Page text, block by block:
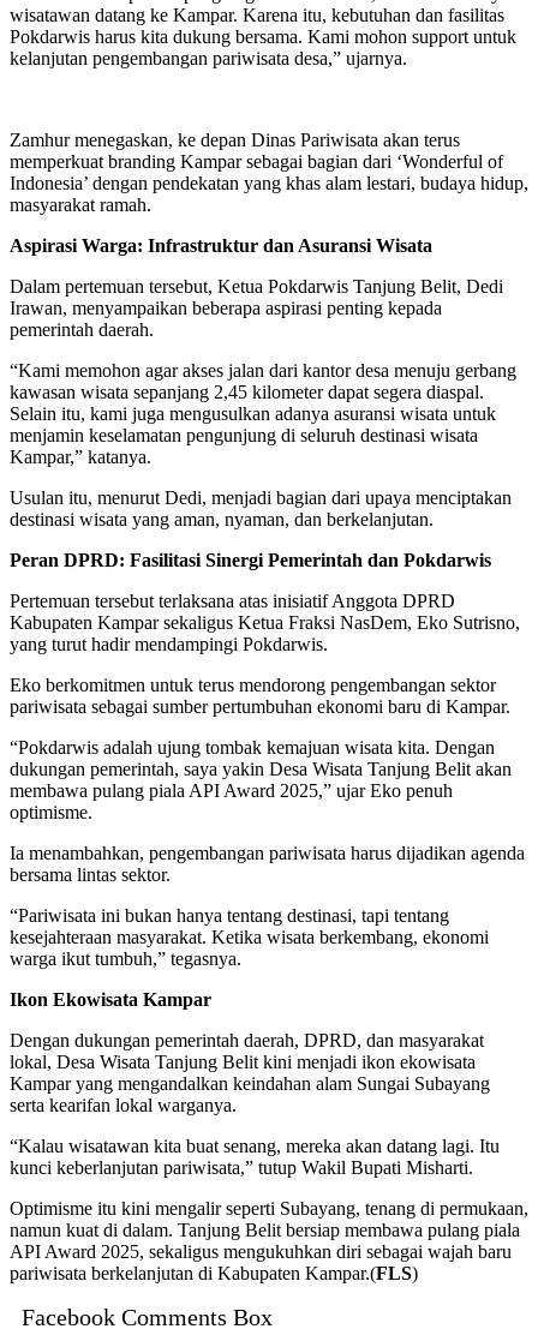
wisatawan datang ke Kampar. Karena itu, kebutuhan dan fasilitas
Pokdarwis harus kita dukung bersama. Kami mohon support untuk
kelanjutan pengembangan pariwisata desa,” ujarnya.
Zamhur menegaskan, ke depan Dinas Pariwisata akan terus
memperkuat branding Kampar sebagai bagian dari ‘Wonderful of
Indonesia’ dengan pendekatan yang khas alam lestari, budaya hidup,
masyarakat ramah.
Aspirasi Warga: Infrastruktur dan Asuransi Wisata
Dalam pertemuan tersebut, Ketua Pokdarwis Tanjung Belit, Dedi
Irawan, menyampaikan beberapa aspirasi penting kepada
pemerintah daerah.
“Kami memohon agar akses jalan dari kantor desa menuju gerbang
kawasan wisata sepanjang 2,45 kilometer dapat segera diaspal.
Selain itu, kami juga mengusulkan adanya asuransi wisata untuk
menjamin keselamatan pengunjung di seluruh destinasi wisata
Kampar,” katanya.
Usulan itu, menurut Dedi, menjadi bagian dari upaya menciptakan
destinasi wisata yang aman, nyaman, dan berkelanjutan.
Peran DPRD: Fasilitasi Sinergi Pemerintah dan Pokdarwis
Pertemuan tersebut terlaksana atas inisiatif Anggota DPRD
Kabupaten Kampar sekaligus Ketua Fraksi NasDem, Eko Sutrisno,
yang turut hadir mendampingi Pokdarwis.
Eko berkomitmen untuk terus mendorong pengembangan sektor
pariwisata sebagai sumber pertumbuhan ekonomi baru di Kampar.
“Pokdarwis adalah ujung tombak kemajuan wisata kita. Dengan
dukungan pemerintah, saya yakin Desa Wisata Tanjung Belit akan
membawa pulang piala API Award 2025,” ujar Eko penuh
optimisme.
Ia menambahkan, pengembangan pariwisata harus dijadikan agenda
bersama lintas sektor.
“Pariwisata ini bukan hanya tentang destinasi, tapi tentang
kesejahteraan masyarakat. Ketika wisata berkembang, ekonomi
warga ikut tumbuh,” tegasnya.
Ikon Ekowisata Kampar
Dengan dukungan pemerintah daerah, DPRD, dan masyarakat
lokal, Desa Wisata Tanjung Belit kini menjadi ikon ekowisata
Kampar yang mengandalkan keindahan alam Sungai Subayang
serta kearifan lokal warganya.
“Kalau wisatawan kita buat senang, mereka akan datang lagi. Itu
kunci keberlanjutan pariwisata,” tutup Wakil Bupati Misharti.
Optimisme itu kini mengalir seperti Subayang, tenang di permukaan,
namun kuat di dalam. Tanjung Belit bersiap membawa pulang piala
API Award 2025, sekaligus mengukuhkan diri sebagai wajah baru
pariwisata berkelanjutan di Kabupaten Kampar.(FLS)
Facebook Comments Box